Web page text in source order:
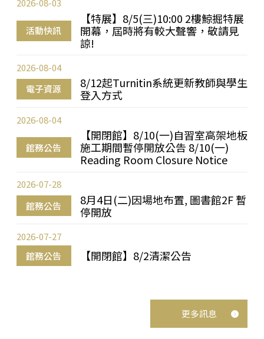
活動快訊
【特展】8/5(三)10:00 2樓鯨掘特展
開幕，屆時將有較大聲響，敬請見
諒!
2026-08-03
電子資源
8/12起Turnitin系統更新教師與學生
登入方式
2026-08-04
館務公告
【開閉館】8/10(一)自習室高架地板
施工期間暫停開放公告 8/10(一)
Reading Room Closure Notice
2026-08-04
館務公告
8月4日(二)因場地布置, 圖書館2F 暫
停開放
2026-07-28
館務公告 【開閉館】8/2清潔公告
2026-07-27
更多訊息